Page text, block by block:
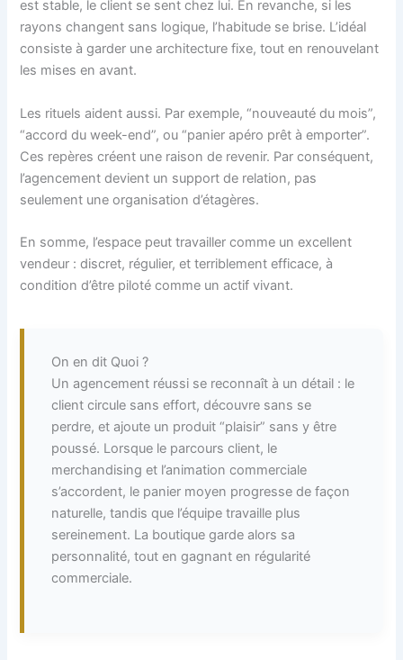
est stable, le client se sent chez lui. En revanche, si les
rayons changent sans logique, l’habitude se brise. L’idéal
consiste à garder une architecture fixe, tout en renouvelant
les mises en avant.
Les rituels aident aussi. Par exemple, “nouveauté du mois”,
“accord du week-end”, ou “panier apéro prêt à emporter”.
Ces repères créent une raison de revenir. Par conséquent,
l’agencement devient un support de relation, pas
seulement une organisation d’étagères.
En somme, l’espace peut travailler comme un excellent
vendeur : discret, régulier, et terriblement efficace, à
condition d’être piloté comme un actif vivant.
On en dit Quoi ?
Un agencement réussi se reconnaît à un détail : le
client circule sans effort, découvre sans se
perdre, et ajoute un produit “plaisir” sans y être
poussé. Lorsque le parcours client, le
merchandising et l’animation commerciale
s’accordent, le panier moyen progresse de façon
naturelle, tandis que l’équipe travaille plus
sereinement. La boutique garde alors sa
personnalité, tout en gagnant en régularité
commerciale.